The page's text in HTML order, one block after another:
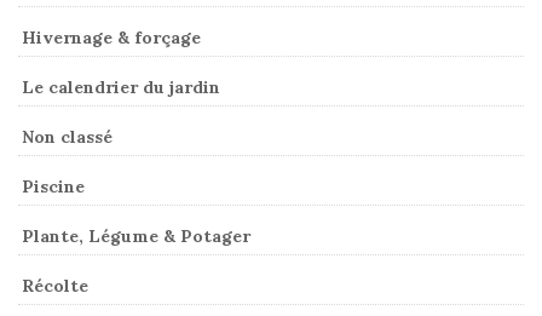
Hivernage & forçage
Le calendrier du jardin
Non classé
Piscine
Plante, Légume & Potager
Récolte